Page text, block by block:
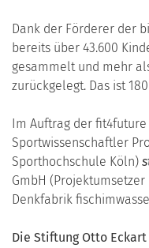
Dank der Förderer der
bereits über 43.600
gesammelt und mehr
zurückgelegt. Das ist
Im Auftrag der
Sportwissenschaftler
Sporthochschule Köln)
GmbH
Denkfabrik
Die Stiftung Otto